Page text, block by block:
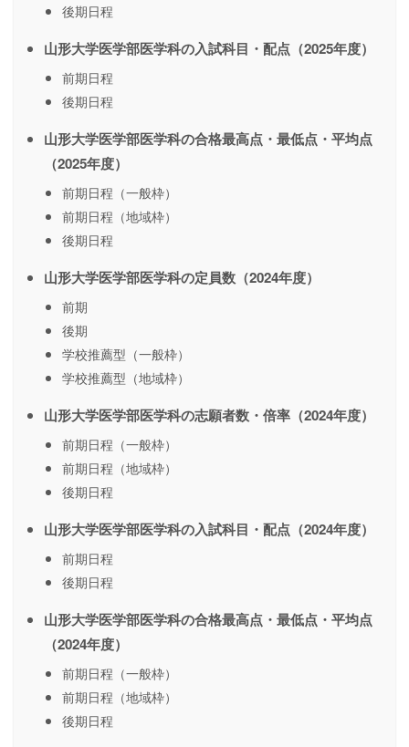
後期日程
山形大学医学部医学科の入試科目・配点（2025年度）
前期日程
後期日程
山形大学医学部医学科の合格最高点・最低点・平均点
（2025年度）
前期日程（一般枠）
前期日程（地域枠）
後期日程
山形大学医学部医学科の定員数（2024年度）
前期
後期
学校推薦型（一般枠）
学校推薦型（地域枠）
山形大学医学部医学科の志願者数・倍率（2024年度）
前期日程（一般枠）
前期日程（地域枠）
後期日程
山形大学医学部医学科の入試科目・配点（2024年度）
前期日程
後期日程
山形大学医学部医学科の合格最高点・最低点・平均点
（2024年度）
前期日程（一般枠）
前期日程（地域枠）
後期日程